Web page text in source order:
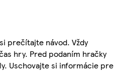
prečítajte návod. Vždy
hry. Pred podaním hračky
Uschovajte si informácie pre